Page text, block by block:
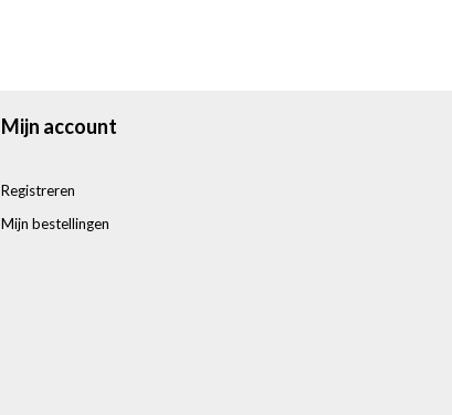
Mijn account
Registreren
Mijn bestellingen